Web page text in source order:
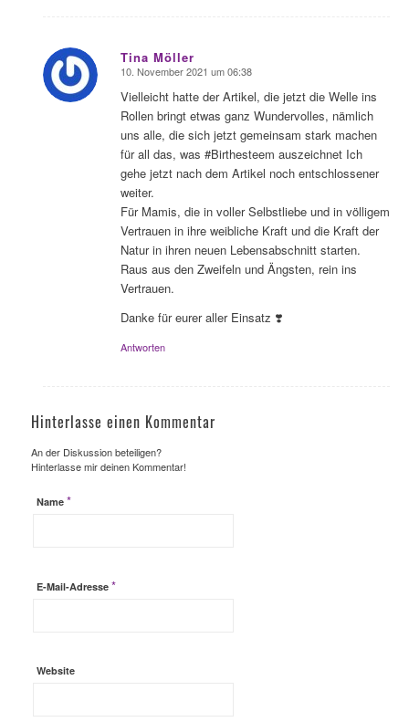
Tina Möller
sagte:
10. November 2021 um 06:38
Vielleicht hatte der Artikel, die jetzt die Welle ins
Rollen bringt etwas ganz Wundervolles, nämlich
uns alle, die sich jetzt gemeinsam stark machen
für all das, was #Birthesteem auszeichnet Ich
gehe jetzt nach dem Artikel noch entschlossener
weiter.
Für Mamis, die in voller Selbstliebe und in völligem
Vertrauen in ihre weibliche Kraft und die Kraft der
Natur in ihren neuen Lebensabschnitt starten.
Raus aus den Zweifeln und Ängsten, rein ins
Vertrauen.
Danke für eurer aller Einsatz ❣️
Antworten
Hinterlasse einen Kommentar
An der Diskussion beteiligen?
Hinterlasse mir deinen Kommentar!
Name *
E-Mail-Adresse *
Website